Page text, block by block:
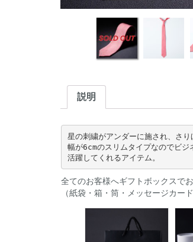
説明
星の刺繍がアンダーに施され、さり
幅が6cmのスリムタイプなのでビ
活躍してくれるアイテム。
全てのお客様へギフトボックスで
（紙袋・箱・筒・メッセージカー